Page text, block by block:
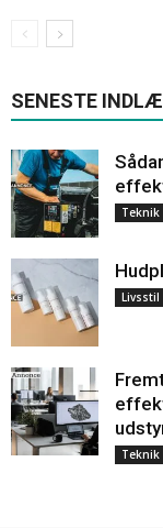
SENESTE
Teknik
Livsstil
Teknik